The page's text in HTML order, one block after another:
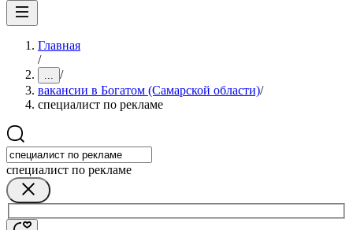
Главная
/
... /
вакансии в Богатом (Самарской области)/
специалист по рекламе
специалист по рекламе